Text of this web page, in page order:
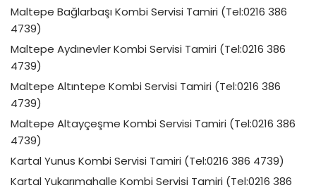
Maltepe Bağlarbaşı Kombi Servisi Tamiri (Tel:0216 386
4739)
Maltepe Aydınevler Kombi Servisi Tamiri (Tel:0216 386
4739)
Maltepe Altıntepe Kombi Servisi Tamiri (Tel:0216 386
4739)
Maltepe Altayçeşme Kombi Servisi Tamiri (Tel:0216 386
4739)
Kartal Yunus Kombi Servisi Tamiri (Tel:0216 386 4739)
Kartal Yukarımahalle Kombi Servisi Tamiri (Tel:0216 386